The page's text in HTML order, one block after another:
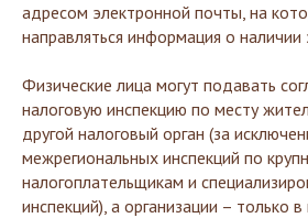
адресом электронной почты, на
направляться информация о
Физические лица могут подавать
налоговую инспекцию по месту
другой налоговый орган (за
межрегиональных инспекций по
налогоплательщикам и
инспекций), а организации – только